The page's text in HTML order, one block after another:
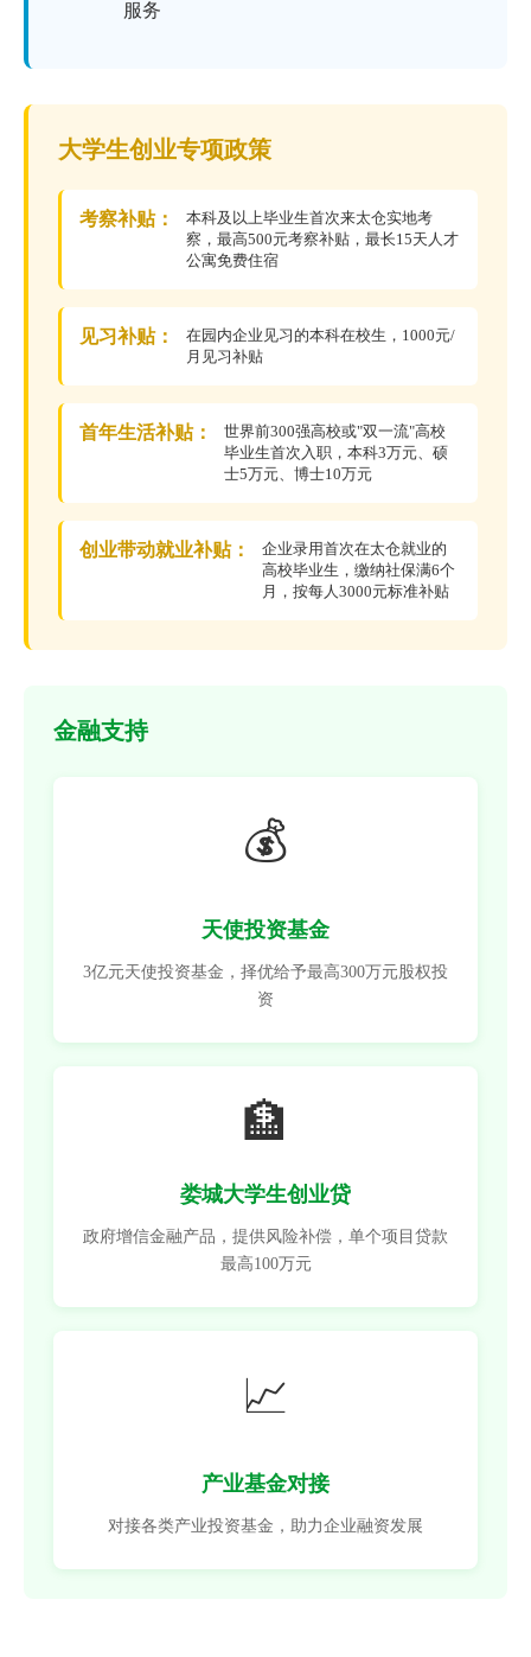
服务
大学生创业专项政策
考察补贴：
本科及以上毕业生首次来太仓实地考
察，最高500元考察补贴，最长15天人才
公寓免费住宿
见习补贴：
在园内企业见习的本科在校生，1000元/
月见习补贴
首年生活补贴：
世界前300强高校或"双一流"高校
毕业生首次入职，本科3万元、硕
士5万元、博士10万元
创业带动就业补贴：
企业录用首次在太仓就业的
高校毕业生，缴纳社保满6个
月，按每人3000元标准补贴
金融支持
💰
天使投资基金
3亿元天使投资基金，择优给予最高300万元股权投
资
🏦
娄城大学生创业贷
政府增信金融产品，提供风险补偿，单个项目贷款
最高100万元
📈
产业基金对接
对接各类产业投资基金，助力企业融资发展